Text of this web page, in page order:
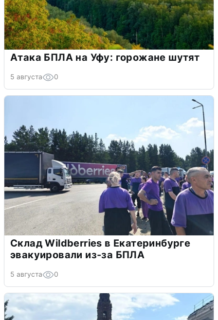
Атака БПЛА на Уфу: горожане шутят
5 августа 0
Склад Wildberries в Екатеринбурге
эвакуировали из-за БПЛА
5 августа 0